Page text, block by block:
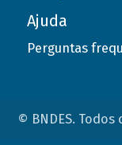
Ajuda
Perguntas
© BNDES.